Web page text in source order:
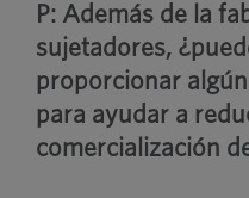
P: Además de la
sujetadores,
proporcionar
para ayudar a
comercialización